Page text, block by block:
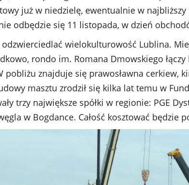
już w niedzielę, ewentualnie w najbliższy
odbędzie się 11 listopada, w dzień
odzwierciedlać wielokulturowość Lublina.
rondo im. Romana Dmowskiego
pobliżu znajduje się prawosławna cerkiew,
masztu zrodził się kilka lat temu w
trzy największe spółki w regionie: PGE
w Bogdance. Całość kosztować będzie